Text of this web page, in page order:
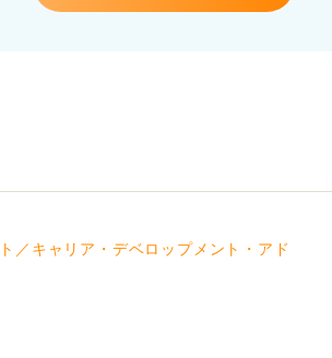
／キャリア・デベロップメント・アド